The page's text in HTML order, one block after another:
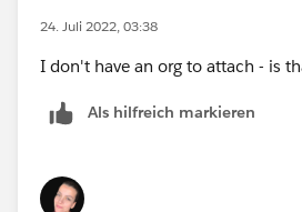
24. Juli 2022, 03:38
I don't have an org to attach - is
Als hilfreich markieren